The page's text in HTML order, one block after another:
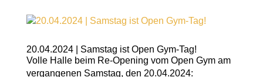
20.04.2024 | Samstag ist Open Gym-Tag!
Volle Halle beim Re-Opening vom Open Gym am
vergangenen Samstag, den 20.04.2024: